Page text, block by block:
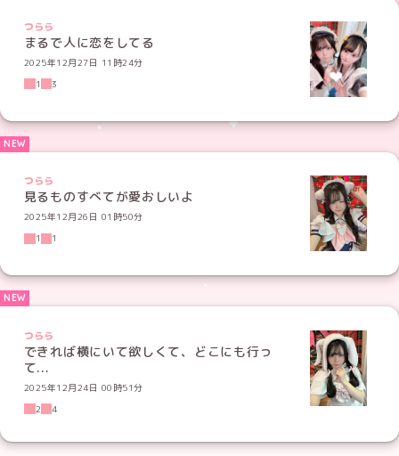
つらら
まるで人に恋をしてる
2025年12月27日 11時24分
1
3
つらら
見るものすべてが愛おしいよ
2025年12月26日 01時50分
1
1
つらら
できれば横にいて欲しくて、どこにも行っ
て...
2025年12月24日 00時51分
2
4